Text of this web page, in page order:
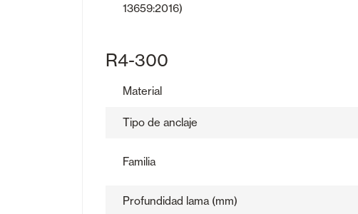
13659:2016)
R4-300
Material
Tipo de anclaje
Familia
Profundidad lama (mm)